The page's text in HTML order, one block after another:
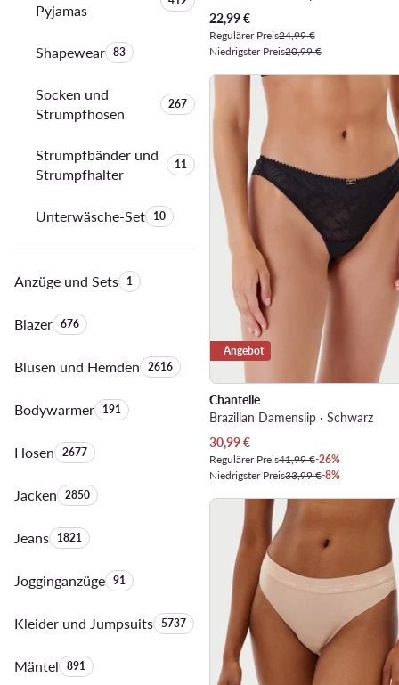
Pyjamas
ShapewearAnzahl der Produkte:
83
Socken und
Strumpfhosen
Anzahl der Produkte:
267
Strumpfbänder und
Strumpfhalter
Anzahl der Produkte:
11
Unterwäsche-SetAnzahl der Produkte:
10
Anzüge und SetsAnzahl der Produkte:
1
BlazerAnzahl der Produkte:
676
Blusen und HemdenAnzahl der Produkte:
2616
BodywarmerAnzahl der Produkte:
191
HosenAnzahl der Produkte:
2677
JackenAnzahl der Produkte:
2850
JeansAnzahl der Produkte:
1821
JogginganzügeAnzahl der Produkte:
91
Kleider und JumpsuitsAnzahl der Produkte:
5737
MäntelAnzahl der Produkte:
891
Aktueller Preis
22,99€
Regulärer Preis24,99 €
Niedrigster Preis20,99 €
Angebot
Chantelle
Brazilian Damenslip · Schwarz
Aktueller Preis
30,99€
Regulärer Preis41,99 €-26%
Niedrigster Preis33,99 €-8%